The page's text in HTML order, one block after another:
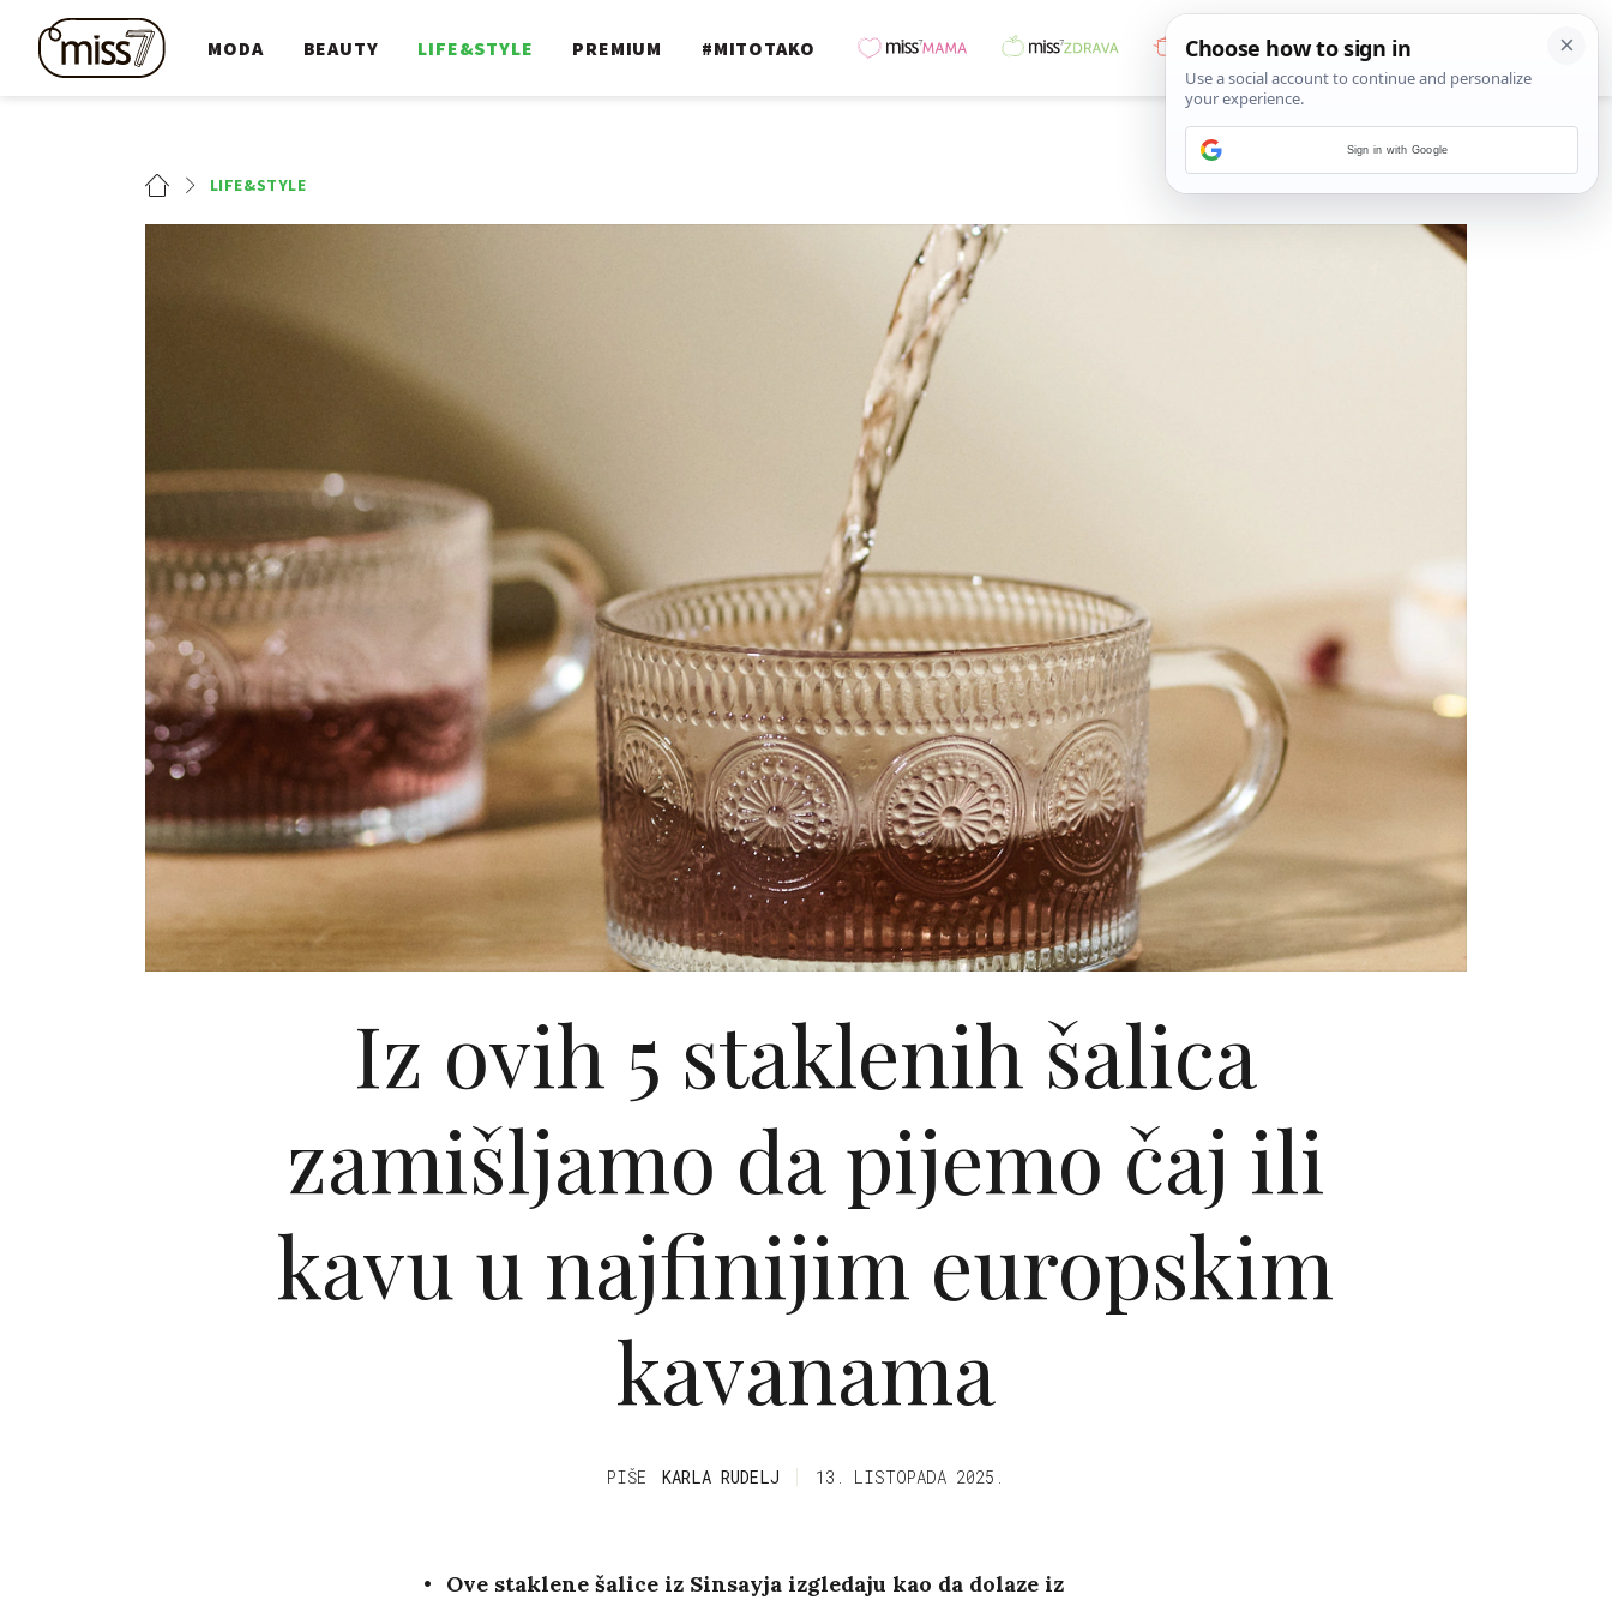
MODA BEAUTY LIFE&STYLE PREMIUM #MITOTAKO
LIFE&STYLE
Iz ovih 5 staklenih šalica
zamišljamo da pijemo čaj ili
kavu u najfinijim europskim
kavanama
PIŠE KARLA RUDELJ 13. LISTOPADA 2025.
Ove staklene šalice iz Sinsayja izgledaju kao da dolaze iz
Sign in with Google